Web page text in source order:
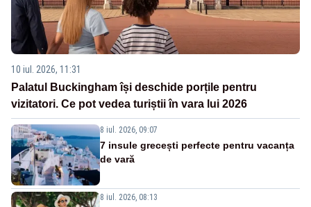
10 iul. 2026, 11:31
Palatul Buckingham își deschide porțile pentru
vizitatori. Ce pot vedea turiștii în vara lui 2026
8 iul. 2026, 09:07
7 insule grecești perfecte pentru vacanța
de vară
8 iul. 2026, 08:13